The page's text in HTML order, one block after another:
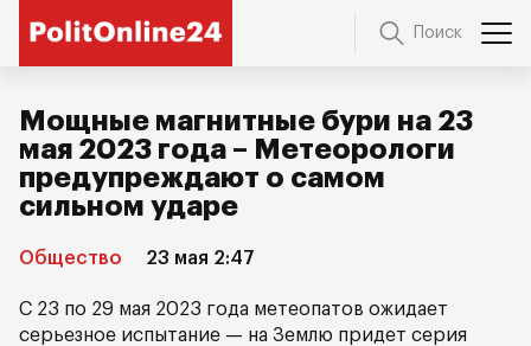
Поиск
Мощные магнитные бури на 23
мая 2023 года – Метеорологи
предупреждают о самом
сильном ударе
Общество 23 мая 2:47
С 23 по 29 мая 2023 года метеопатов ожидает
серьезное испытание — на Землю придет серия